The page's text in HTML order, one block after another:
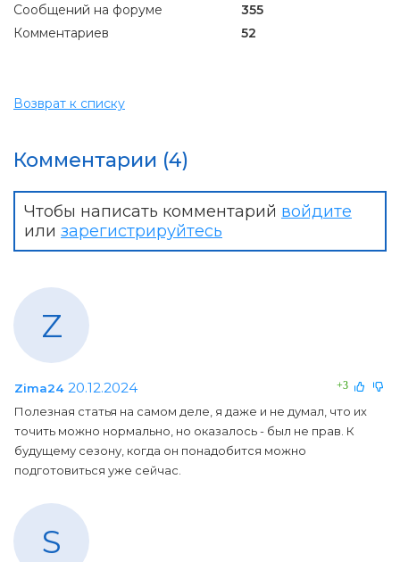
Сообщений на форуме
355
Комментариев
52
Возврат к списку
Комментарии (4)
Чтобы написать комментарий войдите
или зарегистрируйтесь
Z
+3
Zima24 20.12.2024
Полезная статья на самом деле, я даже и не думал, что их
точить можно нормально, но оказалось - был не прав. К
будущему сезону, когда он понадобится можно
подготовиться уже сейчас.
S